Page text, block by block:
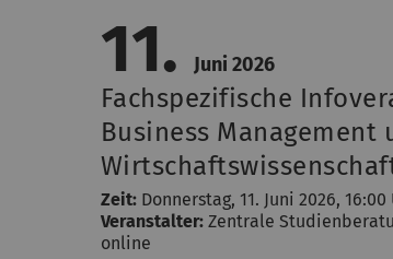
11. Juni 2026
Fachspezifische
Business Management
Zeit: Donnerstag, 11. Juni 2026, 16:00
Veranstalter: Zentrale
online